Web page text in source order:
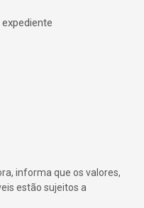
informa que os valores,
estão sujeitos a